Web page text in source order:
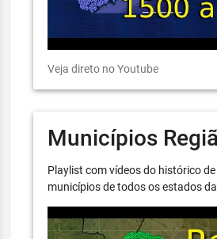
Veja direto no Youtube
Municípios
Playlist com vídeos do histórico
municípios de todos os estados